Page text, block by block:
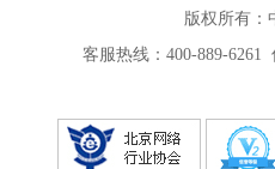
版权所有
客服热线：400-889-6261